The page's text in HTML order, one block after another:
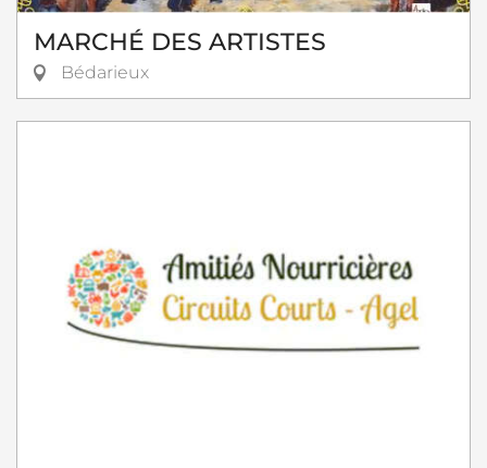
MARCHÉ DES ARTISTES
Bédarieux